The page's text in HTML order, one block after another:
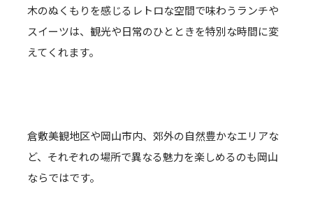
木のぬくもりを感じるレトロな空間で味わうランチや
スイーツは、観光や日常のひとときを特別な時間に変
えてくれます。
倉敷美観地区や岡山市内、郊外の自然豊かなエリアな
ど、それぞれの場所で異なる魅力を楽しめるのも岡山
ならではです。